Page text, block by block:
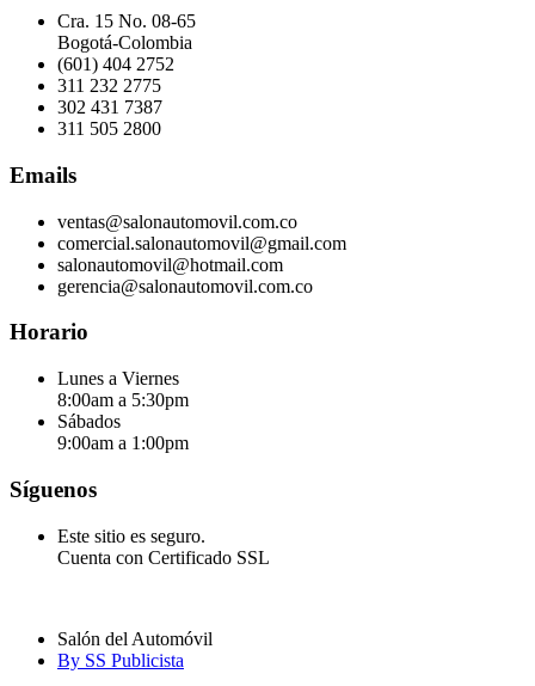
Cra. 15 No. 08-65
Bogotá-Colombia
(601) 404 2752
311 232 2775
302 431 7387
311 505 2800
Emails
ventas@salonautomovil.com.co
comercial.salonautomovil@gmail.com
salonautomovil@hotmail.com
gerencia@salonautomovil.com.co
Horario
Lunes a Viernes
8:00am a 5:30pm
Sábados
9:00am a 1:00pm
Síguenos
Este sitio es seguro.
Cuenta con Certificado SSL
Salón del Automóvil
By SS Publicista